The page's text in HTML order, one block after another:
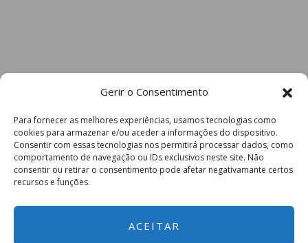
Gerir o Consentimento
Para fornecer as melhores experiências, usamos tecnologias como
cookies para armazenar e/ou aceder a informações do dispositivo.
Consentir com essas tecnologias nos permitirá processar dados, como
comportamento de navegação ou IDs exclusivos neste site. Não
consentir ou retirar o consentimento pode afetar negativamante certos
recursos e funções.
ACEITAR